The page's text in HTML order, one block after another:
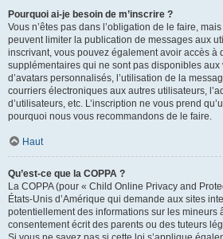
Pourquoi ai-je besoin de m’inscrire ?
Vous n’êtes pas dans l’obligation de le faire,
peuvent limiter la publication de messages aux
inscrivant, vous pouvez également avoir accès à
supplémentaires qui ne sont pas disponibles aux
d’avatars personnalisés, l’utilisation de la
courriers électroniques aux autres utilisateurs,
d’utilisateurs, etc. L’inscription ne vous prend
pourquoi nous vous recommandons de le faire.
Haut
Qu’est-ce que la COPPA ?
La COPPA (pour « Child Online Privacy and
États-Unis d’Amérique qui demande aux sites
potentiellement des informations sur les mineurs
consentement écrit des parents ou des tuteurs